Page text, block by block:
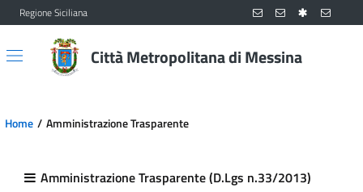
Vai al contenuto principale
Vai al menu principale
Regione Siciliana
Città Metropolitana di Messina
Home Amministrazione Trasparente
Amministrazione Trasparente (D.Lgs n.33/2013)